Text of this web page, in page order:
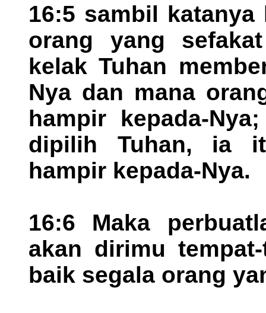
16:5 sambil
orang yang
kelak Tuhan
Nya dan mana
hampir kepada-
dipilih Tuhan, ia
hampir kepada-Nya.
16:6 Maka
akan dirimu
baik segala orang